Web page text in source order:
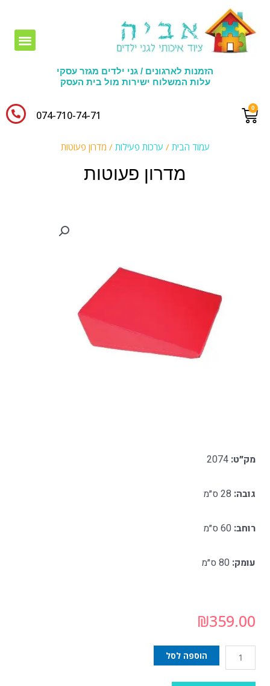
הזמנות לארגונים / גני ילדים מגזר עסקי
עלות המשלוח ישירות מול בית העסק
074-710-74-71​
עמוד הבית / ערכות פעילות / מדרון פעוטות
מדרון פעוטות
מק״ט:2074
גובה: 28 ס״מ
רוחב: 60 ס״מ
עומק: 80 ס״מ
₪359.00
הוספה לסל